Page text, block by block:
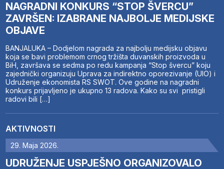
NAGRADNI KONKURS “STOP ŠVERCU”
ZAVRŠEN: IZABRANE NAJBOLJE MEDIJSKE
OBJAVE
BANJALUKA – Dodjelom nagrada za najbolju medijsku objavu
koja se bavi problemom crnog tržišta duvanskih proizvoda u
BiH, završava se sedma po redu kampanja “Stop švercu” koju
zajednički organizuju Uprava za indirektno oporezivanje (UIO) i
Udruženje ekonomista RS SWOT. Ove godine na nagradni
konkurs prijavljeno je ukupno 13 radova. Kako su svi pristigli
radovi bili […]
AKTIVNOSTI
29. Maja 2026.
UDRUŽENJE USPJEŠNO ORGANIZOVALO